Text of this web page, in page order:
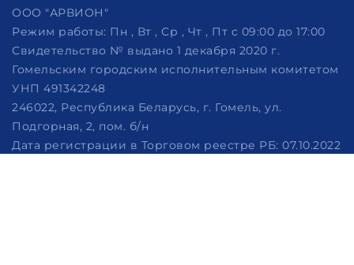
ООО "АРВИОН"
Режим работы: Пн , Вт , Ср , Чт , Пт c 09:00 до 17:00
Свидетельство № выдано 1 декабря 2020 г.
Гомельским городским исполнительным комитетом
УНП 491342248
246022, Республика Беларусь, г. Гомель, ул.
Подгорная, 2, пом. б/н
Дата регистрации в Торговом реестре РБ: 07.10.2022